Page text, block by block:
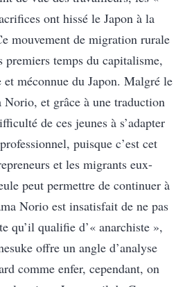
ont hissé le Japon à la
mouvement de migration rurale
premiers temps du capitalisme,
méconnue du Japon. Malgré le
et grâce à une traduction
de ces jeunes à s’adapter
puisque c’est cet
et les migrants eux-
peut permettre de continuer à
Norio est insatisfait de ne pas
qu’il qualifie d’« anarchiste »,
offre un angle d’analyse
comme enfer, cependant, on